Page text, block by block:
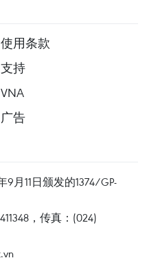
使用条款
支持
VNA
广告
月11日颁发的1374/GP-
，传真：(024)